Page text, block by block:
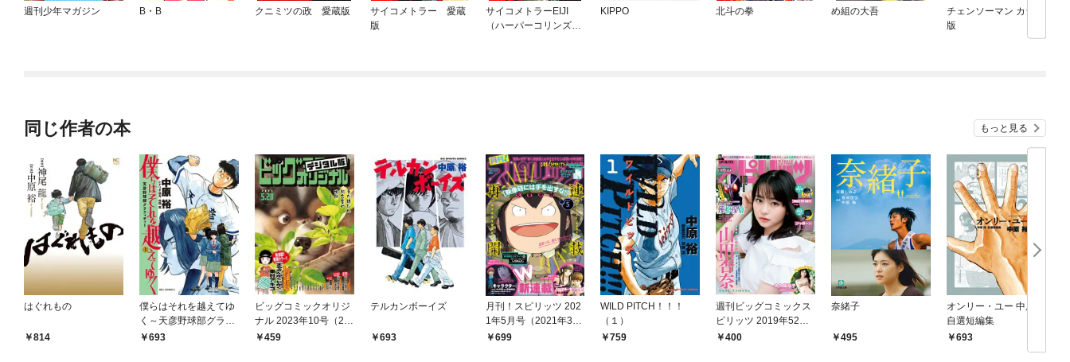
週刊少年マガジン B・B クニミツの政 愛蔵版
サイコメトラー 愛蔵
版
サイコメトラーEIJI
（ハーパーコリンズ・
KIPPO 北斗の拳 め組の大吾
チェンソーマン カラー
版
同じ作者の本 もっと見る
はぐれもの
814
僕らはそれを越えてゆ
く～天彦野球部グラフ
ィティー～（１）
693
ビッグコミックオリジ
ナル 2023年10号（20
23年5月2日発売)
459
テルカンボーイズ
693
月刊！スピリッツ 202
1年5月号（2021年3月
27日発売号）
699
WILD PITCH！！！
（１）
759
週刊ビッグコミックス
ピリッツ 2019年52号
【デジタル版限定グラ
400
奈緒子
495
オンリー・ユー 中原裕
自選短編集
693